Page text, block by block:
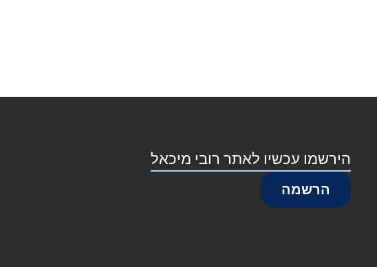
הירשמו עכשיו לאתר רובי מיכאל
הרשמה